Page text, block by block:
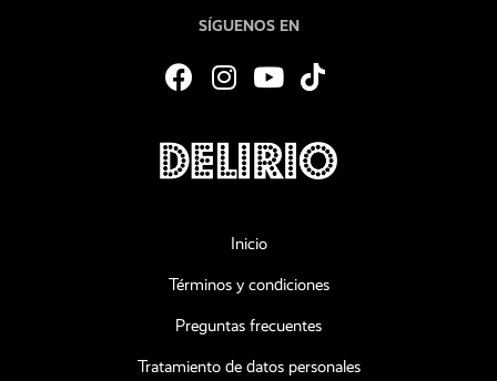
SÍGUENOS EN
Inicio
Términos y condiciones
Preguntas frecuentes
Tratamiento de datos personales